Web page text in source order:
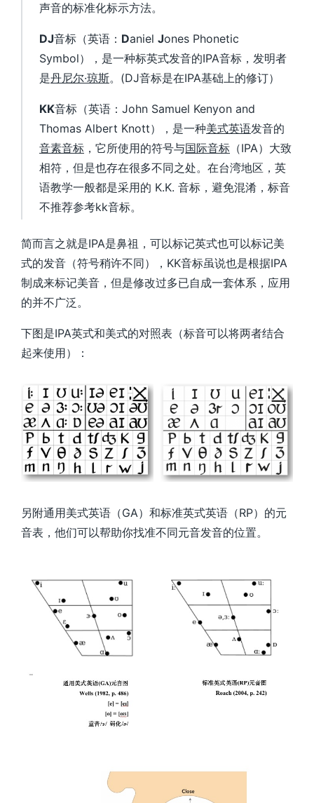
声音的标准化标示方法。
DJ音标（英语： Daniel Jones Phonetic
Symbol），是一种标英式发音的IPA音标，发明者
是丹尼尔·琼斯。(DJ音标是在IPA基础上的修订）
KK音标（英语： John Samuel Kenyon and
Thomas Albert Knott），是一种美式英语发音的
音素音标 ，它所使用的符号与国际音标 （IPA）大致
相符，但是也存在很多不同之处。在台湾地区，英
语教学一般都是采用的 K.K. 音标，避免混淆，标音
不推荐参考kk音标。
简而言之就是IPA是鼻祖，可以标记英式也可以标记美
式的发音（符号稍许不同）， KK音标虽说也是根据IPA
制成来标记美音，但是修改过多已自成一套体系，应用
的并不广泛。
下图是IPA英式和美式的对照表（标音可以将两者结合
起来使用）：
另附通用美式英语（GA）和标准英式英语（RP）的元
音表，他们可以帮助你找准不同元音发音的位置。